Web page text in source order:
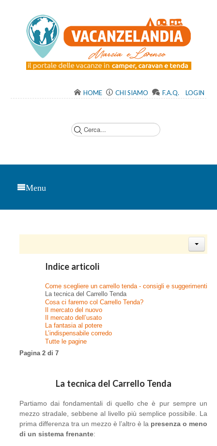
HOME CHI SIAMO F.A.Q. LOGIN
Menu
Indice articoli
Come scegliere un carrello tenda - consigli e suggerimenti
La tecnica del Carrello Tenda
Cosa ci faremo col Carrello Tenda?
Il mercato del nuovo
Il mercato dell’usato
La fantasia al potere
L’indispensabile corredo
Tutte le pagine
Pagina 2 di 7
La tecnica del Carrello Tenda
Partiamo dai fondamentali di quello che è pur sempre un
mezzo stradale, sebbene al livello più semplice possibile. La
prima differenza tra un mezzo è l’altro è la presenza o meno
di un sistema frenante: